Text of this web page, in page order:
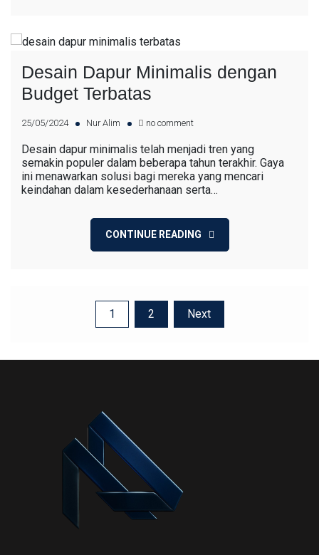
Desain Dapur Minimalis dengan
Budget Terbatas
25/05/2024 Nur Alim no comment
Desain dapur minimalis telah menjadi tren yang
semakin populer dalam beberapa tahun terakhir. Gaya
ini menawarkan solusi bagi mereka yang mencari
keindahan dalam kesederhanaan serta…
CONTINUE READING
1 2 Next